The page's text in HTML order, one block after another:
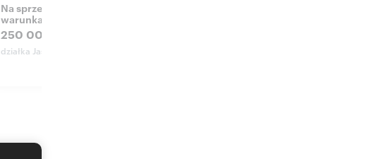
Na sprzedaż działka 1350 m² z
warunkami zabudowy w Jastkowie
250 000 zł
działka Jastków, Jastków